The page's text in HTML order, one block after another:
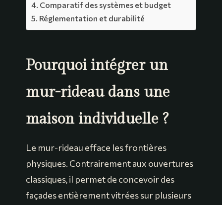
Comparatif des systèmes et budget
Réglementation et durabilité
Pourquoi intégrer un
mur-rideau dans une
maison individuelle ?
Le mur-rideau efface les frontières
physiques. Contrairement aux ouvertures
classiques, il permet de concevoir des
façades entièrement vitrées sur plusieurs